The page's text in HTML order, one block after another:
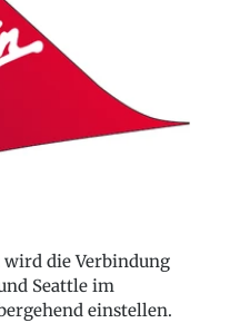
die Verbindung
Seattle im
einstellen.